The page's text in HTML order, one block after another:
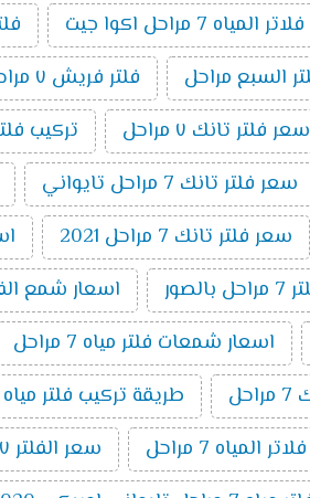
7 مراحل اكوا جيت فلتر 7
السبع مراحل فلتر فريش ٧ مراحل
سعر فلتر تانك ٧ مراحل تركيب فلتر ٧
سعر فلتر تانك 7 مراحل تايواني
سعر فلتر تانك 7 مراحل 2021
اسعار شمع الفلتر 7
اسعار شمعات فلتر مياه 7 مراحل
طريقة تركيب فلتر مياه 7 مراحل بالصور
المياه 7 مراحل سعر الفلتر ٧ مراحل